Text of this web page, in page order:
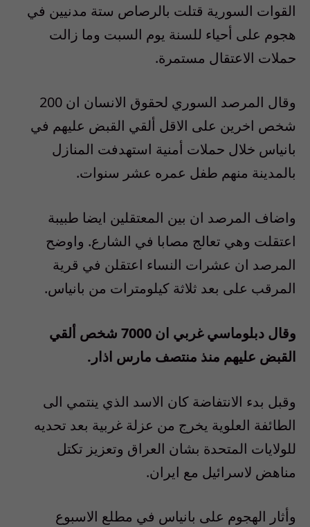
القوات السورية قتلت بالرصاص ستة مدنيين في
هجوم على أحياء للسنة يوم السبت وما زالت
حملات الاعتقال مستمرة.
وقال المرصد السوري لحقوق الانسان ان 200
شخص اخرين على الاقل ألقي القبض عليهم في
بانياس خلال حملات أمنية استهدفت المنازل
بالمدينة منهم طفل عمره عشر سنوات.
واضاف المرصد ان بين المعتقلين ايضا طبيبة
اعتقلت وهي تعالج مصابا في الشارع. واوضح
المرصد ان عشرات النساء اعتقلن في قرية
المرقب على بعد ثلاثة كيلومترات من بانياس.
وقال دبلوماسي غربي ان 7000 شخص ألقي
القبض عليهم منذ منتصف مارس اذار.
وقبل بدء الانتفاضة كان الاسد الذي ينتمي الى
الطائفة العلوية يخرج من عزلة غربية بعد تحديه
للولايات المتحدة بشان العراق وتعزيز تكتل
مناهض لاسرائيل مع ايران.
وأثار الهجوم على بانياس في مطلع الاسبوع